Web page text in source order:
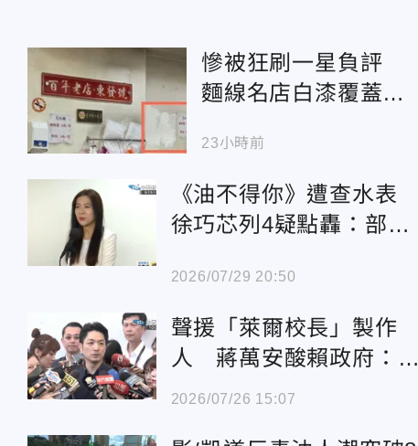
慘被狂刷一星負評
麵線名店白漆覆蓋簽
23小時前
《油不得你》遭查水表
徐巧芯列4疑點轟：部
2026/07/29 20:50
聲援「萊爾校長」製作
人 蔣萬安酸賴政府：不
查毒油卻去查水表
2026/07/26 15:07